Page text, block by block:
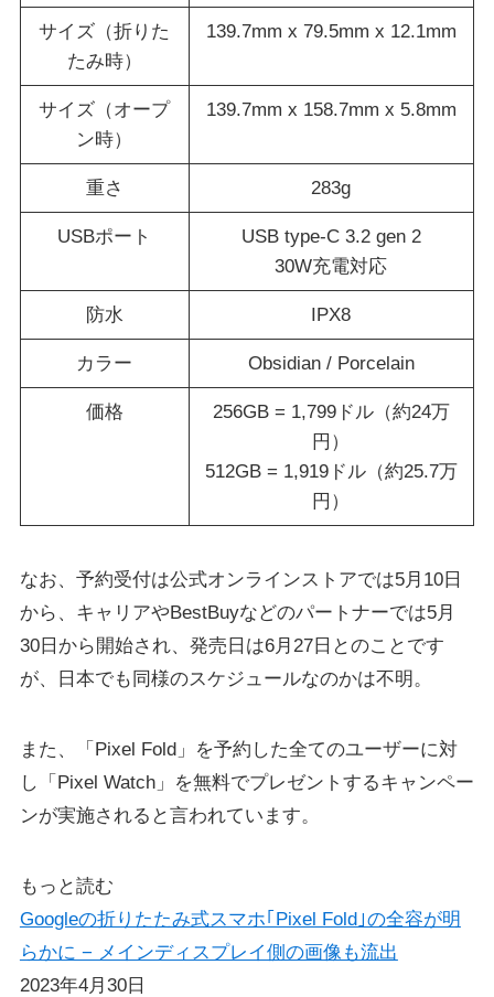
サイズ（折りた
たみ時）
139.7mm x 79.5mm x 12.1mm
サイズ（オープ
ン時）
139.7mm x 158.7mm x 5.8mm
重さ 283g
USBポート
USB type-C 3.2 gen 2
30W充電対応
防水 IPX8
カラー Obsidian / Porcelain
価格
256GB = 1,799ドル（約24万
円）
512GB = 1,919ドル（約25.7万
円）
なお、予約受付は公式オンラインストアでは5月10日
から、キャリアやBestBuyなどのパートナーでは5月
30日から開始され、発売日は6月27日とのことです
が、日本でも同様のスケジュールなのかは不明。
また、「Pixel Fold」を予約した全てのユーザーに対
し「Pixel Watch」を無料でプレゼントするキャンペー
ンが実施されると言われています。
もっと読む
Googleの折りたたみ式スマホ｢Pixel Fold｣の全容が明
らかに − メインディスプレイ側の画像も流出
2023年4月30日